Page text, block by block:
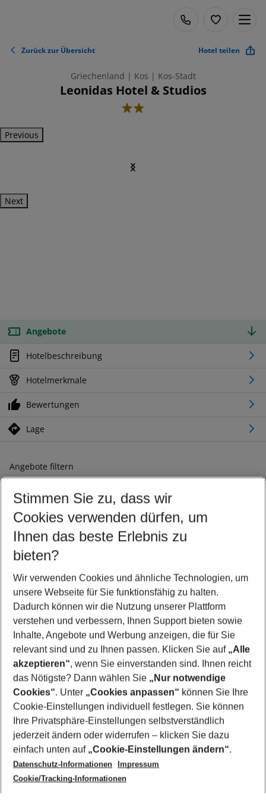
Zurück zur Übersicht Hotel teilen
Griechenland | Kos | Kos-Stadt
Leonidas Hotel & Studios
2
Previous
Next
Angebote
Hotelbeschreibung
Hotelmerkmale
Bewertungen
Lage
Angebote filtern
Ändern Sie Ihre Kriterien nach Ihren Wünschen
Abflughafen wählen
Beliebiger Abflughafen
Reisezeitraum wählen
09.08.26– 07.08.27 5-8 Nächte
2 Erwachsene Keine Kinder
Mehr Filter anzeigen
Footer
Footer navigation
Über uns
AGB
Cookie-Einstellungen ändern
Cookie-Richtlinie
Datenschutz
Service & Hilfe
Barrierefreies Reisen
Check-in
Folgen Sie uns
Stimmen Sie zu, dass wir
Cookies verwenden dürfen, um
Ihnen das beste Erlebnis zu
bieten?
Wir verwenden Cookies und ähnliche Technologien, um
unsere Webseite für Sie funktionsfähig zu halten.
Dadurch können wir die Nutzung unserer Plattform
verstehen und verbessern, Ihnen Support bieten sowie
Inhalte, Angebote und Werbung anzeigen, die für Sie
relevant sind und zu Ihnen passen. Klicken Sie auf „Alle
akzeptieren“, wenn Sie einverstanden sind. Ihnen reicht
das Nötigste? Dann wählen Sie „Nur notwendige
Cookies“. Unter „Cookies anpassen“ können Sie Ihre
Cookie-Einstellungen individuell festlegen. Sie können
Ihre Privatsphäre-Einstellungen selbstverständlich
jederzeit ändern oder widerrufen – klicken Sie dazu
einfach unten auf „Cookie-Einstellungen ändern“.
Datenschutz-Informationen
Impressum
Cookie/Tracking-Informationen